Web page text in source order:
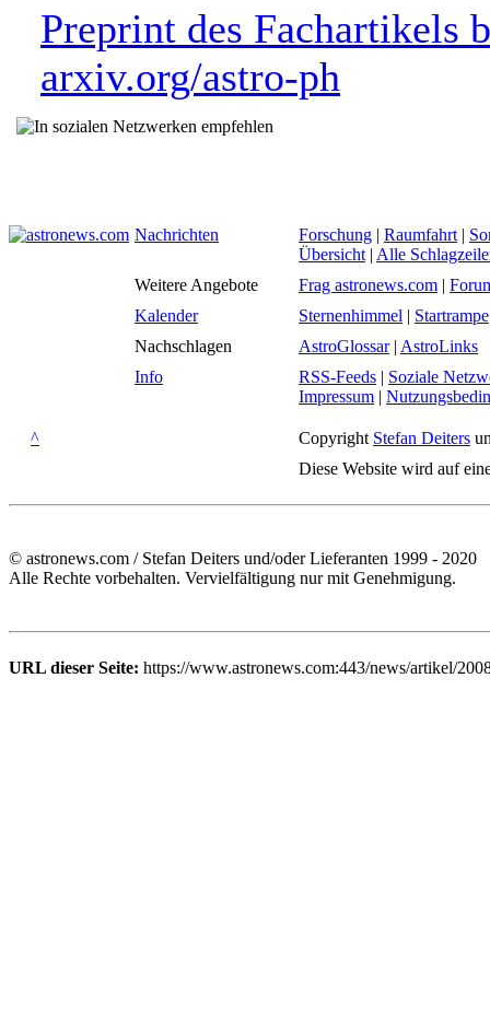
Preprint des Fachartikels
arxiv.org/astro-ph
Nachrichten Forschung | Raumfahrt |
Übersicht | Alle
Weitere Angebote
Frag astronews.com |
Kalender
Sternenhimmel | Startrampe
Nachschlagen
AstroGlossar| AstroLinks
Info
RSS-Feeds | Soziale
Impressum |
^ Copyright Stefan Deiters
Diese Website wird auf
© astronews.com / Stefan Deiters und/oder Lieferanten 1999 - 2020
Alle Rechte vorbehalten. Vervielfältigung nur mit Genehmigung.
URL dieser Seite: https://www.astronews.com:443/news/artikel/